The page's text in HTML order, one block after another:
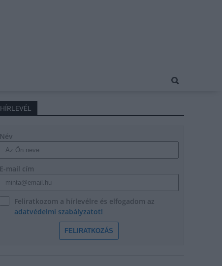
HÍRLEVÉL
Név
E-mail cím
Feliratkozom a hírlevélre és elfogadom az
adatvédelmi szabályzatot!
FELIRATKOZÁS